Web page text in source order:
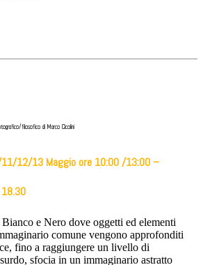
filosofico di Marco Cicolini
12/13 Maggio ore 10:00 /13:00 –
e Nero dove oggetti ed elementi
comune vengono approfonditi
fino a raggiungere un livello di
sfocia in un immaginario astratto